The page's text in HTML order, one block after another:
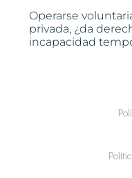
Operarse
privada, ¿da
incapacidad